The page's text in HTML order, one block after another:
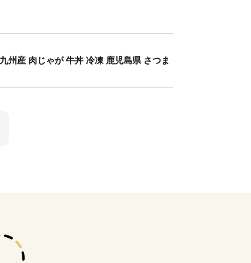
州産 肉じゃが 牛丼 冷凍 鹿児島県 さつま